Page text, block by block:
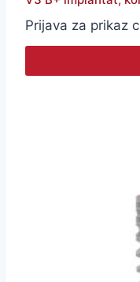
Prijava za prikaz